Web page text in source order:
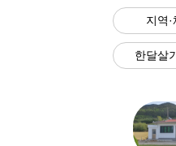
지역
한달살